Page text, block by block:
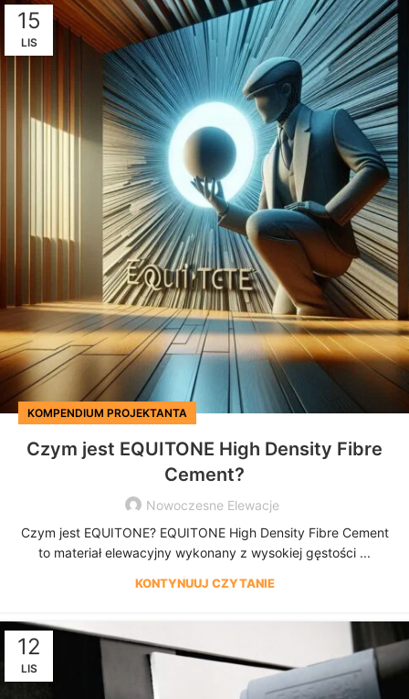
15
LIS
KOMPENDIUM PROJEKTANTA
Czym jest EQUITONE High Density Fibre
Cement?
Nowoczesne Elewacje
Czym jest EQUITONE? EQUITONE High Density Fibre Cement
to materiał elewacyjny wykonany z wysokiej gęstości ...
KONTYNUUJ CZYTANIE
12
LIS